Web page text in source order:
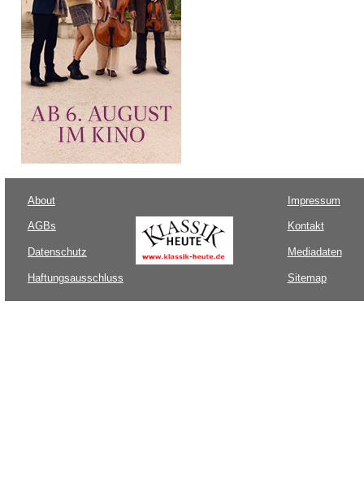
About
AGBs
Datenschutz
Haftungsausschluss
Impressum
Kontakt
Mediadaten
Sitemap